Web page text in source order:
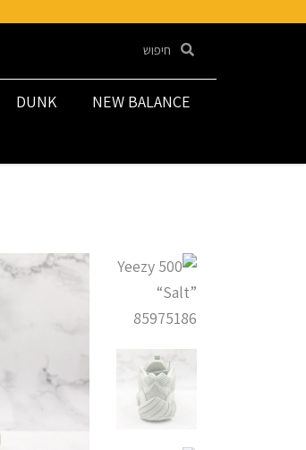
NEW BALANCE
DUNK